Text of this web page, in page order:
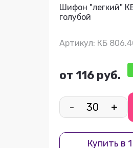
Шифон "легкий"
голубой
Артикул: КБ
от 116 руб.
- +
Купить в